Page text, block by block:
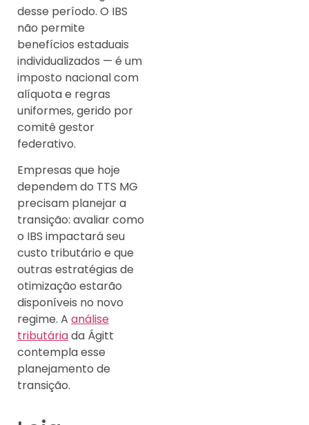
desse período. O IBS
não permite
benefícios estaduais
individualizados — é um
imposto nacional com
alíquota e regras
uniformes, gerido por
comitê gestor
federativo.
Empresas que hoje
dependem do TTS MG
precisam planejar a
transição: avaliar como
o IBS impactará seu
custo tributário e que
outras estratégias de
otimização estarão
disponíveis no novo
regime. A análise
tributáriada Ágitt
contempla esse
planejamento de
transição.